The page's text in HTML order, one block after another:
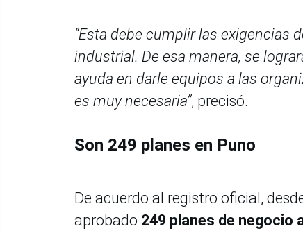
“Esta debe cumplir las exigencias
industrial. De esa manera, se
ayuda en darle equipos a las
es muy necesaria”, precisó.
Son 249 planes en Puno
De acuerdo al registro oficial,
aprobado 249 planes de negocio